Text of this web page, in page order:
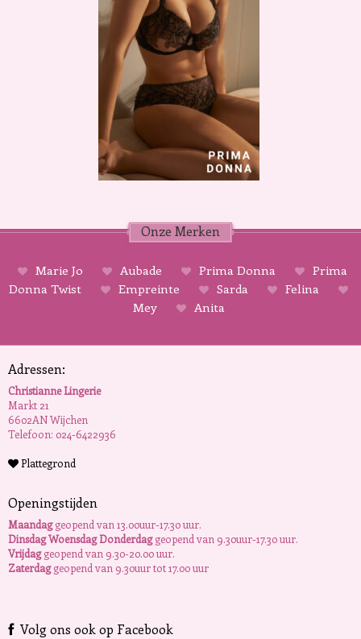
Onze Merken
Marie Jo Aubade Prima Donna
Prima
Donna Twist
Empreinte Sarda
Felina
Mey
Anita
Adressen:
Christianne Lingerie
Markt 21
6602AN Wijchen
Telefoon: 024-6422936
Plattegrond
Openingstijden
Maandaggeopend van 13.00uur-17.30 uur.
Dinsdag Woensdag Donderdaggeopend van 9.30uur-17.30 uur.
Vrijdaggeopend van 9.30-20.00 uur.
Zaterdaggeopend van 9.30uur tot 17.00 uur
Volg ons ook op Facebook